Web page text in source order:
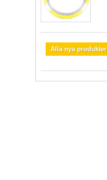
Alla nya produkter